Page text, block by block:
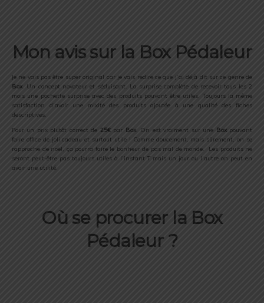
Mon avis sur la Box Pédaleur
Je ne vais pas être super original car je vais redire ce que j’ai déjà dit sur ce genre de
Box. Un concept novateur et séduisant. La surprise complète de recevoir tous les 2
mois une pochette surprise avec des produits pouvant être utiles. Toujours la même
satisfaction d’avoir une mixité des produits ajoutée à une qualité des fiches
descriptives.
Pour un prix plutôt correct de 25€ par Box. On est vraiment sur une Boxpouvant
faire office de joli cadeau et surtout utile ! Comme doucement, mais sûrement, on se
rapproche de noël, ça pourra faire le bonheur de pas mal de monde. Les produits ne
seront peut-être pas toujours utiles à l’instant T mais un jour ou l’autre on peut en
avoir une utilité.
Où se procurer la Box
Pédaleur ?